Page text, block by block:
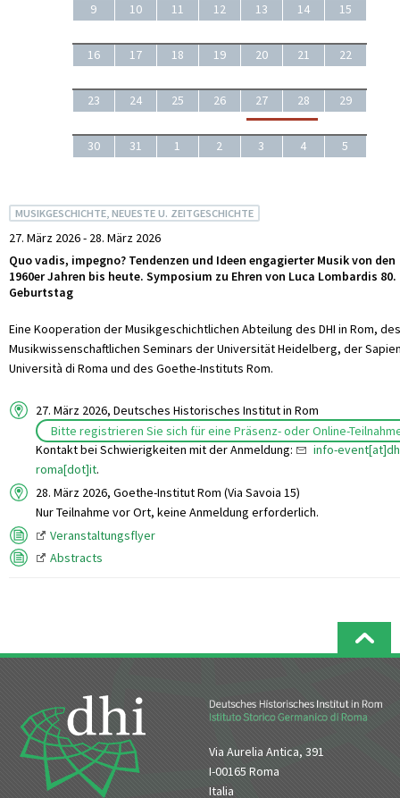
9 10 11 12 13 14 15
16 17 18 19 20 21 22
23 24 25 26 27 28 29
30 31 1 2 3 4 5
MUSIKGESCHICHTE, NEUESTE U. ZEITGESCHICHTE
27. März 2026 - 28. März 2026
Quo vadis, impegno? Tendenzen und Ideen engagierter Musik von den
1960er Jahren bis heute. Symposium zu Ehren von Luca Lombardis 80.
Geburtstag
Eine Kooperation der Musikgeschichtlichen Abteilung des DHI in Rom, des
Musikwissenschaftlichen Seminars der Universität Heidelberg, der
Università di Roma und des Goethe-Instituts Rom.
27. März 2026, Deutsches Historisches Institut in Rom
Bitte registrieren Sie sich für eine Präsenz- oder Online-
Kontakt bei Schwierigkeiten mit der Anmeldung:
info-
roma[dot]it.
28. März 2026, Goethe-Institut Rom (Via Savoia 15)
Nur Teilnahme vor Ort, keine Anmeldung erforderlich.
Veranstaltungsflyer
Abstracts
Via Aurelia Antica, 391
I-00165 Roma
Italia